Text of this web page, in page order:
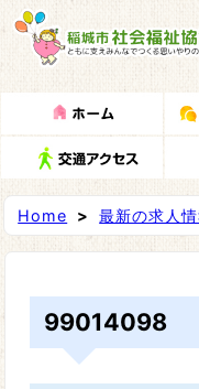
Home > 最新の求人
99014098